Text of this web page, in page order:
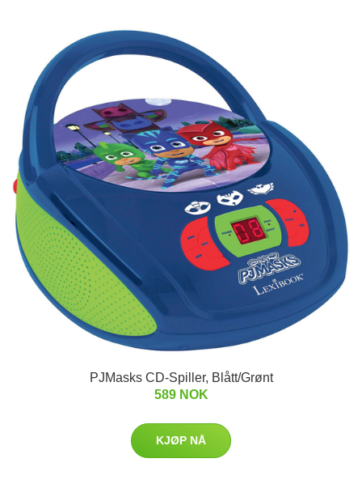
PJMasks CD-Spiller, Blått/Grønt
589 NOK
KJØP NÅ